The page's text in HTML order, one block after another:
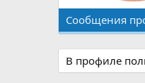
Сообщения
В профиле